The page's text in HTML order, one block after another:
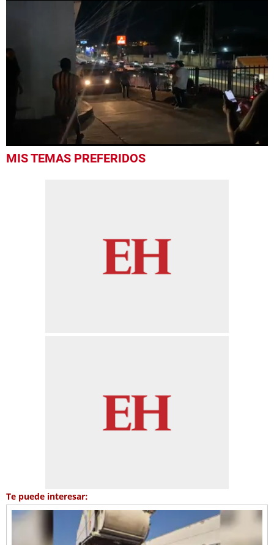
seconds
MIS TEMAS PREFERIDOS
Te puede interesar: